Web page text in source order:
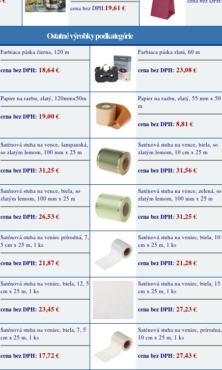
Ostatné výrobky podkategórie
Farbiaca páska čierna, 120 m
cena bez DPH: 18,64 €
Farbiaca páska zlatá, 60 m
cena bez DPH: 23,08 €
Papier na razbu, zlatý, 120mmx50m
cena bez DPH: 19,00 €
Papier na razbu, zlatý, 55 mm x 50
m
cena bez DPH: 8,81 €
Saténová stuha na vence, šampanská,
so zlatým lemom, 100 mm x 25 m
cena bez DPH: 31,25 €
Saténová stuha na vence, biela, so
zlatým lemom, 10 cm x 25 m
cena bez DPH: 31,56 €
Saténová stuha na vence, biela, so
zlatým lemom, 100 mm x 25 m
cena bez DPH: 26,53 €
Saténová stuha na vence, zelená, so
zlatým lemom, 100 mm x 25 m
cena bez DPH: 31,25 €
Saténová stuha na veniec prírodná, 7,
5 cm x 25 m, 1 ks
cena bez DPH: 21,87 €
Saténová stuha na veniec, biela, 10
cm x 25 m, 1 ks
cena bez DPH: 21,28 €
Saténová stuha na veniec, biela, 12, 5
cm x 25 m, 1 ks
cena bez DPH: 23,45 €
Saténová stuha na veniec, biela, 15
cm x 25 m, 1 ks
cena bez DPH: 27,23 €
Saténová stuha na veniec, biela, 7, 5
cm x 25 m, 1 ks
cena bez DPH: 17,72 €
Saténová stuha na veniec, prírodná,
10 cm x 25 m, 1 ks
cena bez DPH: 27,43 €